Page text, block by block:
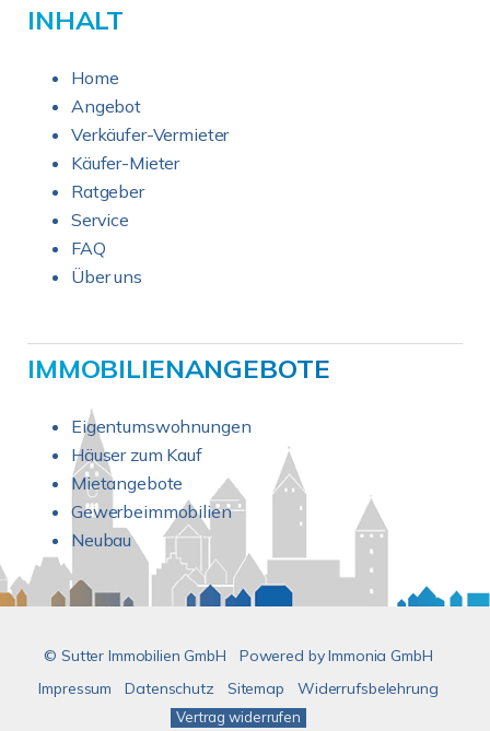
INHALT
Home
Angebot
Verkäufer-Vermieter
Käufer-Mieter
Ratgeber
Service
FAQ
Über uns
IMMOBILIENANGEBOTE
Eigentumswohnungen
Häuser zum Kauf
Mietangebote
Gewerbeimmobilien
Neubau
© Sutter Immobilien GmbH Powered byImmonia GmbH
Impressum
Datenschutz Sitemap Widerrufsbelehrung
Vertrag widerrufen